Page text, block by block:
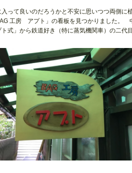
入って良いのだろうかと不安に思いつつ両側に
工房 アプト」の看板を見つかりました。
ト式」から鉄道好き（特に蒸気機関車）の二代